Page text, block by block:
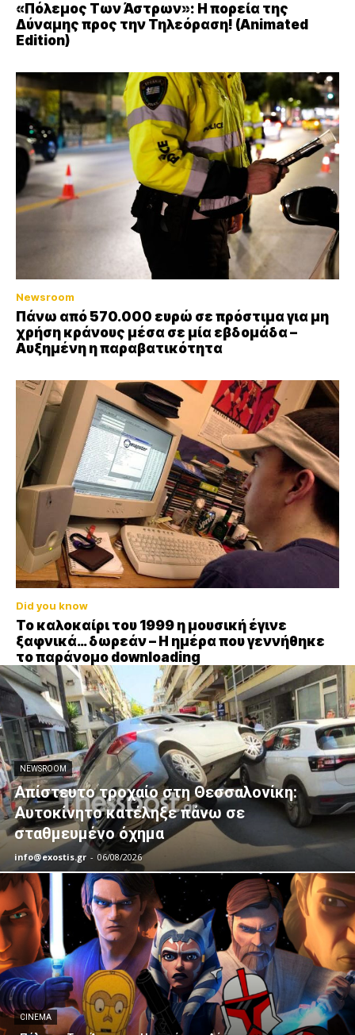
«Πόλεμος Των Άστρων»: Η πορεία της
Δύναμης προς την Τηλεόραση! (Animated
Edition)
Newsroom
Πάνω από 570.000 ευρώ σε πρόστιμα για μη
χρήση κράνους μέσα σε μία εβδομάδα –
Αυξημένη η παραβατικότητα
Did you know
Το καλοκαίρι του 1999 η μουσική έγινε
ξαφνικά… δωρεάν – Η ημέρα που γεννήθηκε
το παράνομο downloading
NEWSROOM
Απίστευτο τροχαίο στη Θεσσαλονίκη:
Αυτοκίνητο κατέληξε πάνω σε
σταθμευμένο όχημα
info@exostis.gr - 06/08/2026
CINEMA